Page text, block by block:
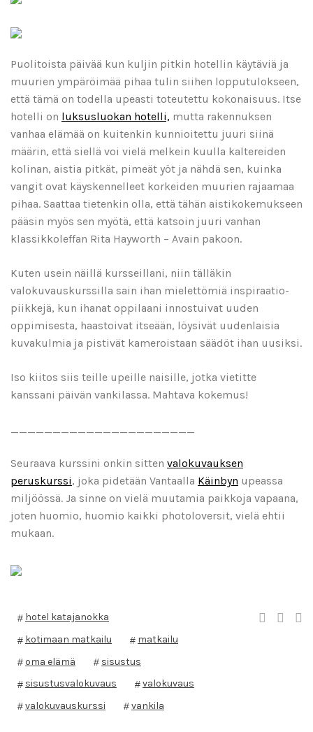
Puolitoista päivää kun kuljin pitkin hotellin käytäviä ja
muurien ympäröimää pihaa tulin siihen lopputulokseen,
että tämä on todella upeasti toteutettu kokonaisuus. Itse
hotelli on luksusluokan hotelli, mutta rakennuksen
vanhaa elämää on kuitenkin kunnioitettu juuri siinä
määrin, että siellä voi vielä melkein kuulla kaltereiden
kolinan, aistia pitkät, pimeät yöt ja nähdä sen, kuinka
vangit ovat käyskennelleet korkeiden muurien rajaamaa
pihaa. Saattaa tietenkin olla, että tähän aistikokemukseen
pääsin myös sen myötä, että katsoin juuri vanhan
klassikkoleffan Rita Hayworth – Avain pakoon.
Kuten usein näillä kursseillani, niin tälläkin
valokuvauskurssilla sain ihan mielettömiä inspiraatio-
piikkejä, kun ihanat oppilaani innostuivat uuden
oppimisesta, haastoivat itseään, löysivät uudenlaisia
kuvakulmia ja pistivät kameroistaan säädöt ihan uusiksi.
Iso kiitos siis teille upeille naisille, jotka vietitte
kanssani päivän vankilassa. Mahtava kokemus!
______________________
Seuraava kurssini onkin sitten valokuvauksen
peruskurssi, joka pidetään Vantaalla Käinbyn upeassa
miljöössä. Ja sinne on vielä muutamia paikkoja vapaana,
joten huomio, huomio kaikki photoloversit, vielä ehtii
mukaan.
hotel katajanokka
kotimaan matkailu
matkailu
oma elämä
sisustus
sisustusvalokuvaus
valokuvaus
valokuvauskurssi
vankila